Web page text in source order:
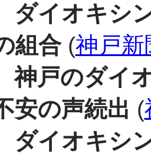
ダイオキシ
組合(神戸新
神戸のダイ
安の声続出 (
ダイオキシ